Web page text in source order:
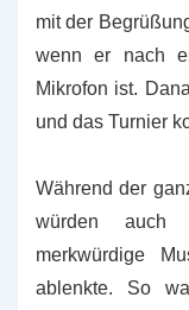
mit der
wenn er nach
Mikrofon ist.
und das Turnier
Während der
würden auch
merkwürdige
ablenkte. So